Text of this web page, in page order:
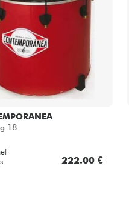
18
222.00 €